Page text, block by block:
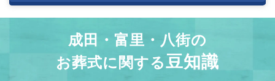
成田・富里・八街の
お葬式に関する豆知識